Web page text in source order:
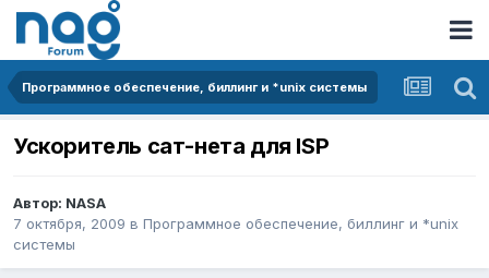
Программное обеспечение, биллинг и *unix системы
Ускоритель сат-нета для ISP
Автор: NASA
7 октября, 2009 в Программное обеспечение, биллинг и *unix
системы